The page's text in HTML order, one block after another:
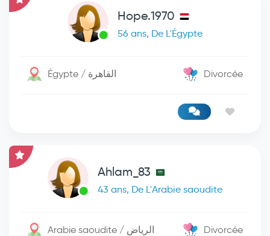
Hope.1970
56 ans, De L'Égypte
Égypte / القاهرة Divorcée
Ahlam_83
43 ans, De L'Arabie saoudite
Arabie saoudite / الرياض Divorcée